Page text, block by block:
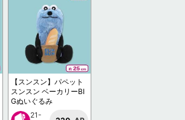
【スンスン】パペット
スンスン ベーカリーBI
Gぬいぐるみ
21-